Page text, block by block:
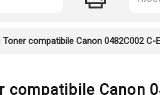
Toner compatibile Canon 0482C002 C-
compatibile Canon